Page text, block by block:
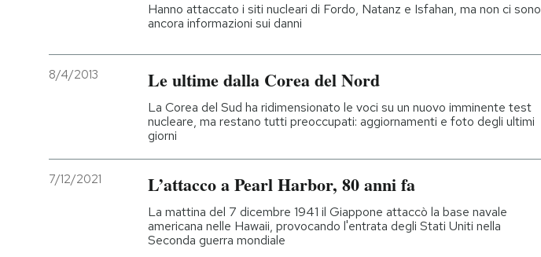
Hanno attaccato i siti nucleari di Fordo, Natanz e Isfahan, ma non ci sono
ancora informazioni sui danni
8/4/2013 Le ultime dalla Corea del Nord
La Corea del Sud ha ridimensionato le voci su un nuovo imminente test
nucleare, ma restano tutti preoccupati: aggiornamenti e foto degli ultimi
giorni
7/12/2021 L’attacco a Pearl Harbor, 80 anni fa
La mattina del 7 dicembre 1941 il Giappone attaccò la base navale
americana nelle Hawaii, provocando l'entrata degli Stati Uniti nella
Seconda guerra mondiale